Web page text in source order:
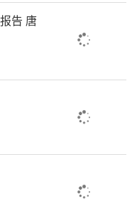
人抓、有人管、
整顿是做好农
硬骨头”。在包
领下，乡镇党建
村第一书记及纪
县级领导班子成
员包村、1名第一
位结对的“四个
准发力：对矛
告 唐